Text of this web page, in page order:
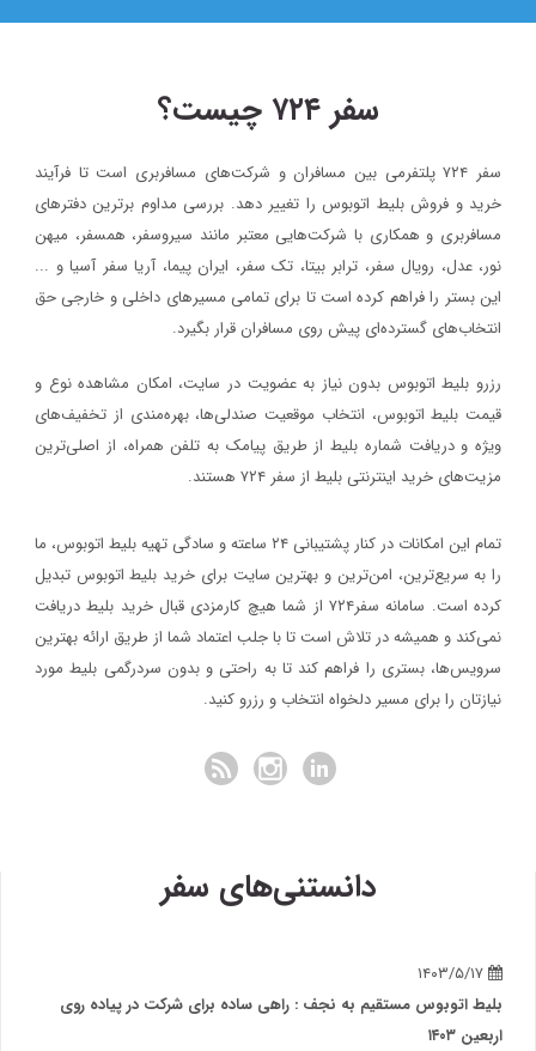
سفر ۷۲۴ چیست؟
سفر ۷۲۴ پلتفرمی بین مسافران و شرکت‌های مسافربری است تا فرآیند
خرید و فروش بلیط اتوبوس را تغییر دهد. بررسی مداوم برترین دفترهای
مسافربری و همکاری با شرکت‌هایی معتبر مانند سیروسفر، همسفر، میهن‌
نور، عدل، رویال سفر، ترابر بیتا، تک سفر، ایران پیما، آریا سفر آسیا و ...
این بستر را فراهم کرده است تا برای تمامی مسیرهای داخلی و خارجی حق
انتخاب‌های گسترده‌ای پیش روی مسافران قرار بگیرد.
رزرو بلیط اتوبوس بدون نیاز به عضویت در سایت، امکان مشاهده نوع و
قیمت بلیط اتوبوس، انتخاب موقعیت صندلی‌ها، بهره‌مندی از تخفیف‌های
ویژه و دریافت شماره‌ بلیط از طریق پیامک به تلفن همراه، از اصلی‌ترین
مزیت‌های خرید اینترنتی بلیط از سفر ۷۲۴ هستند.
تمام این امکانات در کنار پشتیبانی‌ ۲۴ ساعته و سادگی تهیه بلیط اتوبوس، ما
را به سریع‌ترین، امن‌ترین و بهترین سایت برای خرید بلیط اتوبوس تبدیل
کرده است. سامانه سفر۷۲۴ از شما هیچ کارمزدی قبال خرید بلیط دریافت
نمی‌کند و همیشه در تلاش است تا با جلب اعتماد شما از طریق ارائه بهترین
سرویس‌ها، بستری را فراهم کند تا به راحتی و بدون سردرگمی بلیط مورد
نیازتان را برای مسیر دلخواه انتخاب و رزرو کنید.
دانستنی‌های سفر
نجف : راهی ساده برای شرکت در پیاده روی